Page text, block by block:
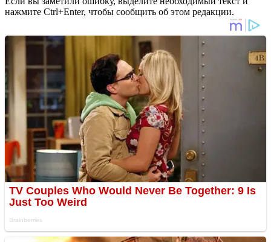
нажмите Ctrl+Enter, чтобы сообщить об этом редакции.